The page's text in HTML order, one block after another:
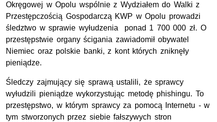
Okręgowej w Opolu wspólnie z Wydziałem do Walki z
Przestępczością Gospodarczą KWP w Opolu prowadzi
śledztwo w sprawie wyłudzenia ponad 1 700 000 zł. O
przestępstwie organy ścigania zawiadomił obywatel
Niemiec oraz polskie banki, z kont których zniknęły
pieniądze.
Śledczy zajmujący się sprawą ustalili, że sprawcy
wyłudzili pieniądze wykorzystując metodę phishingu. To
przestępstwo, w którym sprawcy za pomocą Internetu - w
tym stworzonych przez siebie fałszywych stron